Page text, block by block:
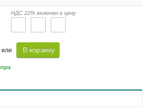
НДС 22% включен в цену
или В корзину